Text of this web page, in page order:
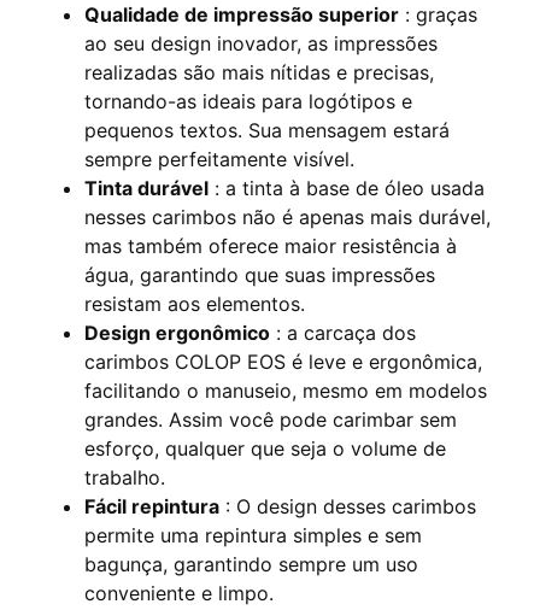
Qualidade de impressão superior : graças
ao seu design inovador, as impressões
realizadas são mais nítidas e precisas,
tornando-as ideais para logótipos e
pequenos textos. Sua mensagem estará
sempre perfeitamente visível.
Tinta durável : a tinta à base de óleo usada
nesses carimbos não é apenas mais durável,
mas também oferece maior resistência à
água, garantindo que suas impressões
resistam aos elementos.
Design ergonômico : a carcaça dos
carimbos COLOP EOS é leve e ergonômica,
facilitando o manuseio, mesmo em modelos
grandes. Assim você pode carimbar sem
esforço, qualquer que seja o volume de
trabalho.
Fácil repintura : O design desses carimbos
permite uma repintura simples e sem
bagunça, garantindo sempre um uso
conveniente e limpo.